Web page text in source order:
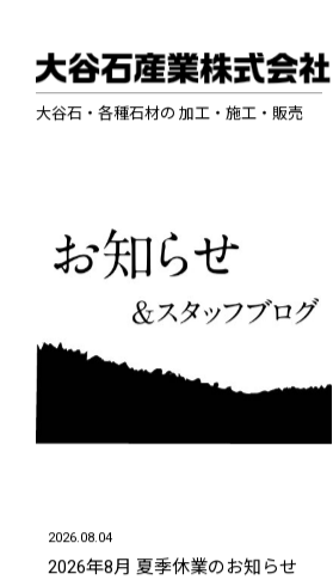
大谷石・各種石材の 加工・施工・販売
2026.08.04
2026年8月 夏季休業のお知らせ